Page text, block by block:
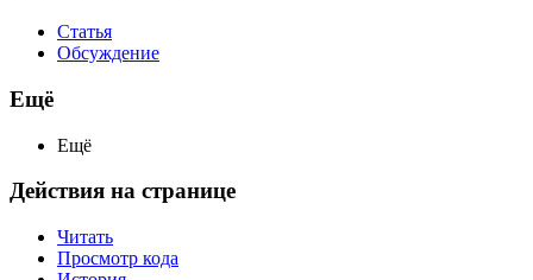
Статья
Обсуждение
Ещё
Ещё
Действия на странице
Читать
Просмотр кода